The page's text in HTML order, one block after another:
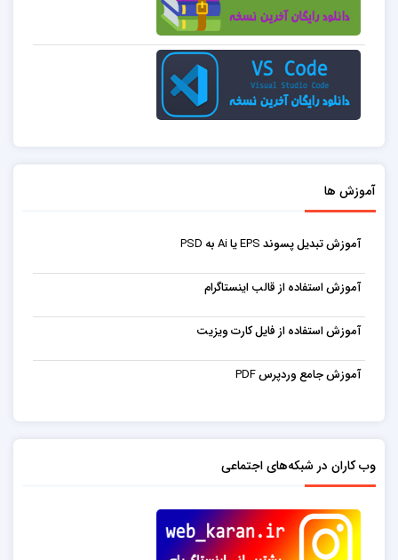
آموزش ها
آموزش تبدیل پسوند EPS یا Ai به PSD
آموزش استفاده از قالب اینستاگرام
آموزش استفاده از فایل کارت ویزیت
آموزش جامع وردپرس PDF
وب کاران در شبکه‌های اجتماعی